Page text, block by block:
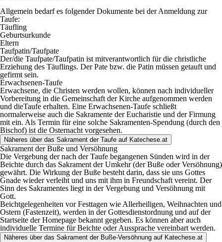
Allgemein bedarf es folgender Dokumente bei der Anmeldung zur
Taufe:
Täufling
Geburtsurkunde
Eltern
Taufpatin/Taufpate
Der/die Taufpate/Taufpatin ist mitverantwortlich für die christliche
Erziehung des Täuflings. Der Pate bzw. die Patin müssen getauft und
gefirmt sein.
Erwachsenen-Taufe
Erwachsene, die Christen werden wollen, können nach individueller
Vorbereitung in die Gemeinschaft der Kirche aufgenommen werden
und dieTaufe erhalten. Eine Erwachsenen-Taufe schließt
normalerweise auch die Sakramente der Eucharistie und der Firmung
mit ein. Als Termin für eine solche Sakramenten-Spendung (durch den
Bischof) ist die Osternacht vorgesehen.
Näheres über das Sakrament der Taufe auf Katechese.at
Sakrament der Buße und Versöhnung
Die Vergebung der nach der Taufe begangenen Sünden wird in der
Beichte durch das Sakrament der Umkehr (der Buße oder Versöhnung)
gewährt. Die Wirkung der Buße besteht darin, dass sie uns Gottes
Gnade wieder verleiht und uns mit ihm in Freundschaft vereint. Der
Sinn des Sakramentes liegt in der Vergebung und Versöhnung mit
Gott.
Beichtgelegenheiten vor Festtagen wie Allerheiligen, Weihnachten und
Ostern (Fastenzeit), werden in der Gottesdienstordnung und auf der
Startseite der Homepage bekannt gegeben. Es können aber auch
individuelle Termine für Beichte oder Aussprache vereinbart werden.
Näheres über das Sakrament der Buße-Versöhnung auf Katechese.at